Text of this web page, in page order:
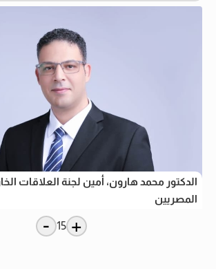
الدكتور محمد هارون، أمين لجنة العلاقات
المصريين
+
15
-